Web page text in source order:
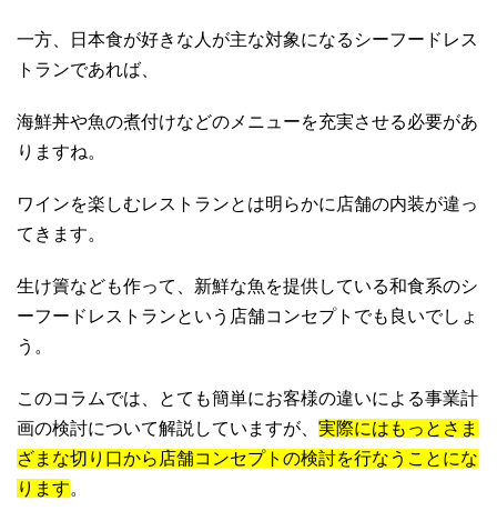
一方、日本食が好きな人が主な対象になるシーフードレス
トランであれば、
海鮮丼や魚の煮付けなどのメニューを充実させる必要があ
りますね。
ワインを楽しむレストランとは明らかに店舗の内装が違っ
てきます。
生け簀なども作って、新鮮な魚を提供している和食系のシ
ーフードレストランという店舗コンセプトでも良いでしょ
う。
このコラムでは、とても簡単にお客様の違いによる事業計
画の検討について解説していますが、 実際にはもっとさま
ざまな切り口から店舗コンセプトの検討を行なうことにな
ります。